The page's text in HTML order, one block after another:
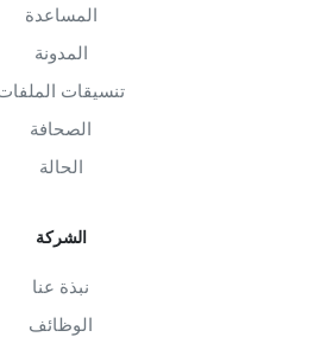
المساعدة
المدونة
تنسيقات الملفات
الصحافة
الحالة
الشركة
نبذة عنا
الوظائف